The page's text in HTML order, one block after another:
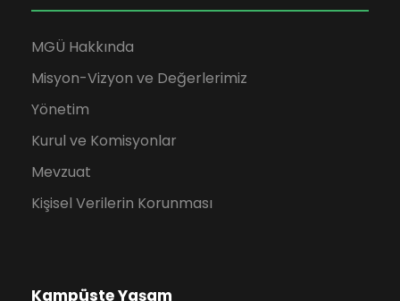
MGÜ Hakkında
Misyon-Vizyon ve Değerlerimiz
Yönetim
Kurul ve Komisyonlar
Mevzuat
Kişisel Verilerin Korunması
Kampüste Yaşam